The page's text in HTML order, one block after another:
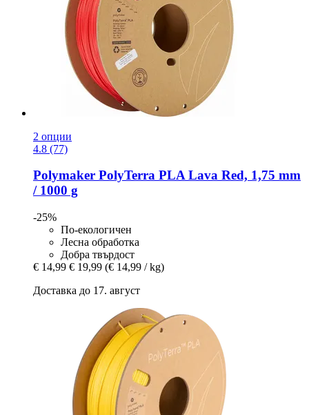
2 опции
4.8 (77)
Polymaker PolyTerra PLA Lava Red, 1,75 mm
/ 1000 g
-25%
По-екологичен
Лесна обработка
Добра твърдост
€ 14,99 € 19,99 (€ 14,99 / kg)
Доставка до 17. август